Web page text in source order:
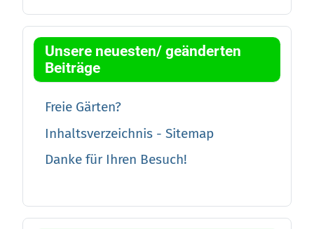
Unsere neuesten/ geänderten
Beiträge
Freie Gärten?
Inhaltsverzeichnis - Sitemap
Danke für Ihren Besuch!